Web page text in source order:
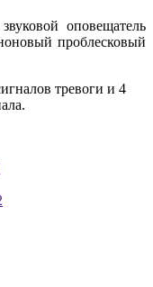
оповещатель
проблесковый
тревоги и 4